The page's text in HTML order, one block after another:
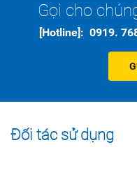
Gọi cho
[Hotline]: 0919.
Đối tác sử dụng